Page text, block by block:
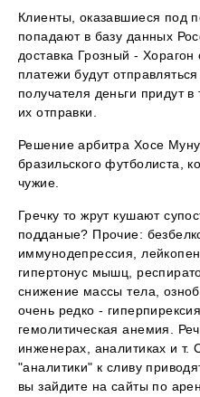
Клиенты, оказавшиеся под
попадают в базу данных
доставка Грозный -
платежи будут
получателя деньги придут
их отправки.
Решение арбитра Хосе
бразильского футболиста,
чужие.
Гречку то жрут кушают
подданые? Прочие:
иммунодепрессия,
гипертонус мышц,
снижение массы тела,
очень редко -
гемолитическая анемия.
инженерах, аналитиках и т.
"аналитики" к сливу
вы зайдите на сайты по